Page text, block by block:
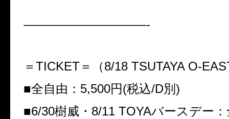
——————————-
＝TICKET＝（8/18 TSUTAYA O-
■全自由：5,500円(税込/D別)
■6/30樹威・8/11 TOYAバースデー